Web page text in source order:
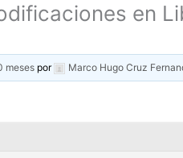
en
meses por Marco Hugo Cruz